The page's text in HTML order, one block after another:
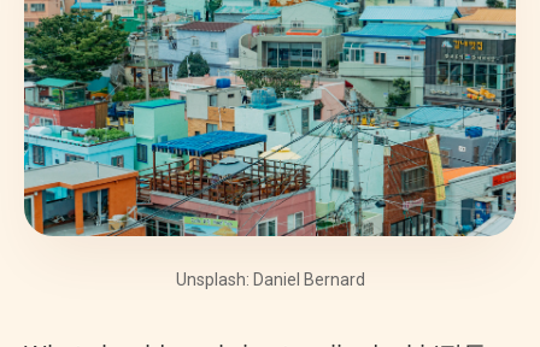
Unsplash: Daniel Bernard